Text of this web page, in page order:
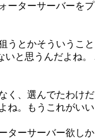
ーターサーバーを
うとかそういうこ
と思うんだよね
く、選んでたわけ
ね。もうこれがい
ターサーバー欲し